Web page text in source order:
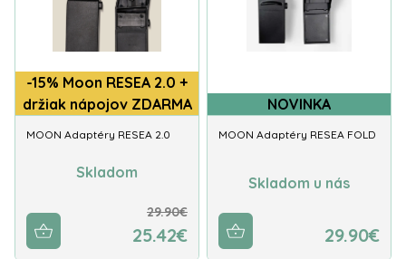
-15% Moon RESEA 2.0 +
držiak nápojov ZDARMA
MOON Adaptéry RESEA 2.0
Skladom
29.90€
25.42€
NOVINKA
MOON Adaptéry RESEA FOLD
Skladom u nás
29.90€